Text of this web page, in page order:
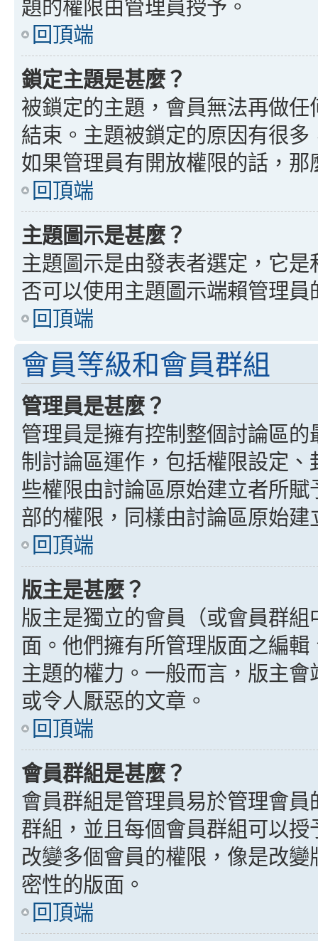
題的權限由管理員授予。
回頂端
鎖定主題是甚麼？
被鎖定的主題，會員無法再做
結束。主題被鎖定的原因有很
如果管理員有開放權限的話，
回頂端
主題圖示是甚麼？
主題圖示是由發表者選定，它
否可以使用主題圖示端賴管理員
回頂端
會員等級和會員群組
管理員是甚麼？
管理員是擁有控制整個討論區
制討論區運作，包括權限設定
些權限由討論區原始建立者所
部的權限，同樣由討論區原始建
回頂端
版主是甚麼？
版主是獨立的會員（或會員群
面。他們擁有所管理版面之編
主題的權力。一般而言，版主
或令人厭惡的文章。
回頂端
會員群組是甚麼？
會員群組是管理員易於管理會
群組，並且每個會員群組可以
改變多個會員的權限，像是改
密性的版面。
回頂端